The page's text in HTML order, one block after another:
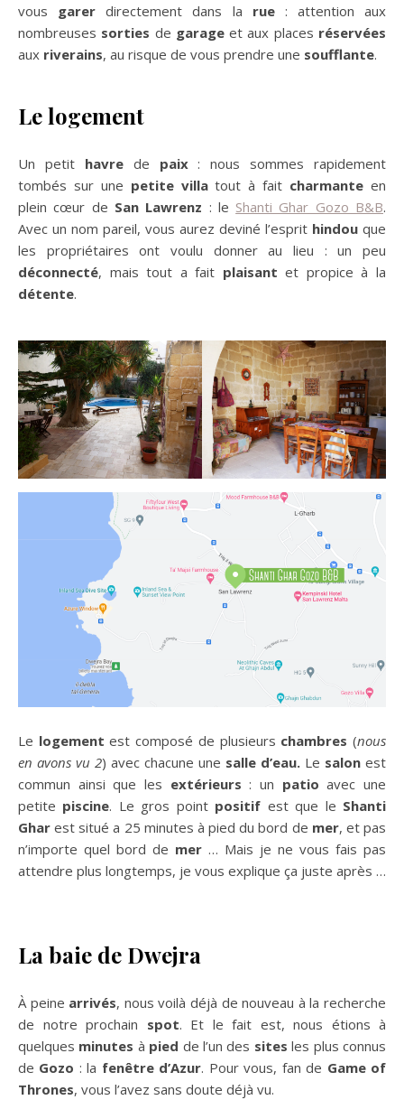
vous garer directement dans la rue: attention aux
nombreuses sorties de garageet aux places réservées
aux riverains, au risque de vous prendre une soufflante.
Le logement
Un petit havrede paix: nous sommes rapidement
tombés sur une petite villatout à fait charmante en
plein cœur de San Lawrenz : le Shanti Ghar Gozo B&B.
Avec un nom pareil, vous aurez deviné l’esprit hindou que
les propriétaires ont voulu donner au lieu : un peu
déconnecté, mais tout a fait plaisant et propice à la
détente.
Le logement est composé de plusieurs chambres (nous
en avons vu 2) avec chacune une salle d’eau. Le salon est
commun ainsi que les extérieurs : un patio avec une
petite piscine. Le gros point positif est que le Shanti
Ghar est situé a 25 minutes à pied du bord de mer, et pas
n’importe quel bord de mer … Mais je ne vous fais pas
attendre plus longtemps, je vous explique ça juste après …
La baie de Dwejra
À peine arrivés, nous voilà déjà de nouveau à la recherche
de notre prochain spot. Et le fait est, nous étions à
quelques minutes à pied de l’un des sites les plus connus
de Gozo : la fenêtre d’Azur. Pour vous, fan de Game of
Thrones, vous l’avez sans doute déjà vu.